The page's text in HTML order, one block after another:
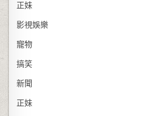
正妹
影視娛樂
寵物
搞笑
新聞
正妹